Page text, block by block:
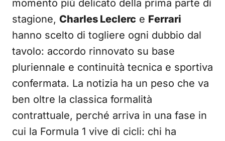
momento più delicato della prima parte di
stagione, Charles Leclerc e Ferrari
hanno scelto di togliere ogni dubbio dal
tavolo: accordo rinnovato su base
pluriennale e continuità tecnica e sportiva
confermata. La notizia ha un peso che va
ben oltre la classica formalità
contrattuale, perché arriva in una fase in
cui la Formula 1 vive di cicli: chi ha